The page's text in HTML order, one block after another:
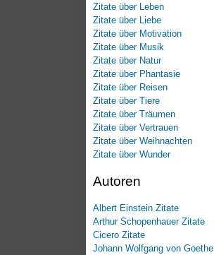
Zitate über Leben
Zitate über Liebe
Zitate über Motivation
Zitate über Musik
Zitate über Natur
Zitate über Phantasie
Zitate über Reisen
Zitate über Tiere
Zitate über Träumen
Zitate über Vertrauen
Zitate über Weihnachten
Zitate über Wunder
Autoren
Albert Einstein Zitate
Arthur Schopenhauer Zitate
Cicero Zitate
Johann Wolfgang von Goethe